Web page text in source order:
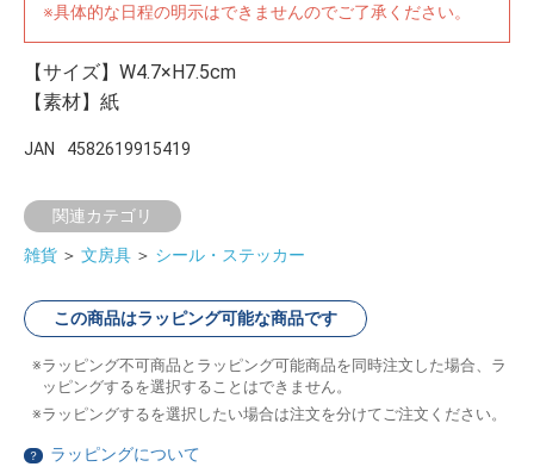
※具体的な日程の明示はできませんのでご了承ください。
【サイズ】W4.7×H7.5cm
【素材】紙
JAN 4582619915419
関連カテゴリ
雑貨 ＞ 文房具 ＞ シール・ステッカー
この商品はラッピング可能な商品です
ラッピング不可商品とラッピング可能商品を同時注文した場合、ラ
ッピングするを選択することはできません。
ラッピングするを選択したい場合は注文を分けてご注文ください。
？ ラッピングについて